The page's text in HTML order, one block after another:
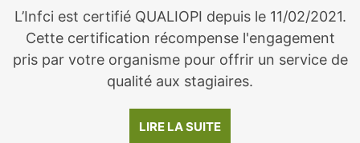
L’Infci est certifié QUALIOPI depuis le 11/02/2021.
Cette certification récompense l'engagement
pris par votre organisme pour offrir un service de
qualité aux stagiaires.
LIRE LA SUITE